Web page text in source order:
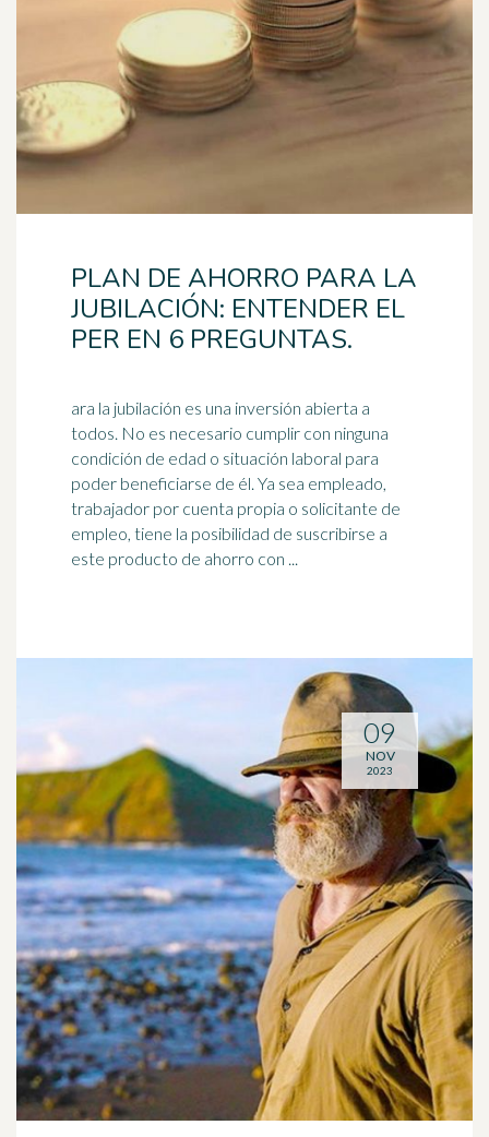
PLAN DE AHORRO PARA LA
JUBILACIÓN: ENTENDER EL
PER EN 6 PREGUNTAS.
ara la jubilación es una inversión abierta a
todos. No es necesario cumplir con ninguna
condición de edad o situación laboral para
poder beneficiarse de él. Ya sea empleado,
trabajador por cuenta propia o solicitante de
empleo, tiene la posibilidad de suscribirse a
este producto de ahorro con ...
09
NOV
2023